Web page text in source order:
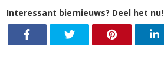
Interessant biernieuws? Deel het nu!